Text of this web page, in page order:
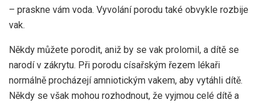
– praskne vám voda. Vyvolání porodu také obvykle rozbije
vak.
Někdy můžete porodit, aniž by se vak prolomil, a dítě se
narodí v zákrytu. Při porodu císařským řezem lékaři
normálně procházejí amniotickým vakem, aby vytáhli dítě.
Někdy se však mohou rozhodnout, že vyjmou celé dítě a